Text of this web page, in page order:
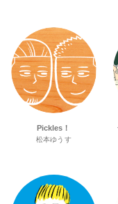
Pickles！
松本ゆうす